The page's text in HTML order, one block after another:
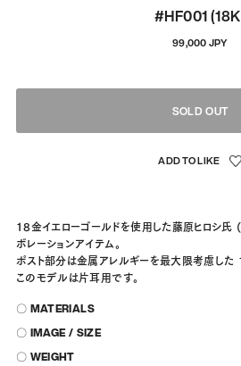
#HF001
99,000 JPY通
格
SOLD OUT
18金イエローゴールドを使用した藤原ヒロシ
ボレーションアイテム。
ポスト部分は金属アレルギーを最大限考慮した
このモデルは片耳用です。
〇 MATERIALS
〇 IMAGE / SIZE
〇 WEIGHT